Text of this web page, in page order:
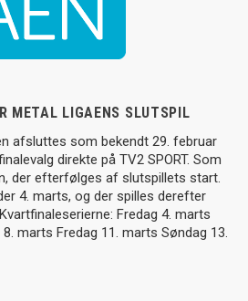
METAL LIGAENS SLUTSPIL
afsluttes som bekendt 29. februar
direkte på TV2 SPORT. Som
der efterfølges af slutspillets start.
4. marts, og der spilles derefter
Fredag 4. marts
marts Fredag 11. marts Søndag 13.